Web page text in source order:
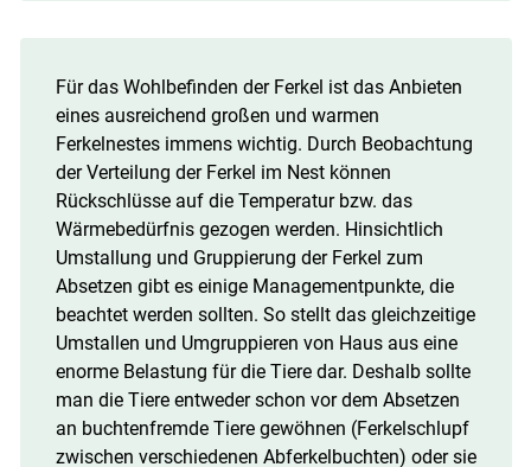
Für das Wohlbefinden der Ferkel ist das Anbieten
eines ausreichend großen und warmen
Ferkelnestes immens wichtig. Durch Beobachtung
der Verteilung der Ferkel im Nest können
Rückschlüsse auf die Temperatur bzw. das
Wärmebedürfnis gezogen werden. Hinsichtlich
Umstallung und Gruppierung der Ferkel zum
Absetzen gibt es einige Managementpunkte, die
beachtet werden sollten. So stellt das gleichzeitige
Umstallen und Umgruppieren von Haus aus eine
enorme Belastung für die Tiere dar. Deshalb sollte
man die Tiere entweder schon vor dem Absetzen
an buchtenfremde Tiere gewöhnen (Ferkelschlupf
zwischen verschiedenen Abferkelbuchten) oder sie